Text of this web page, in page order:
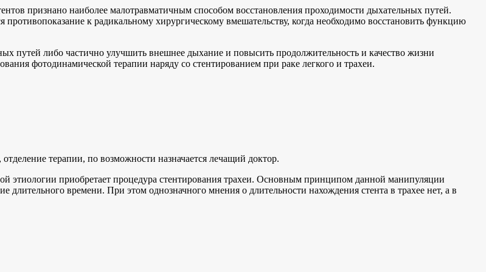
признано наиболее малотравматичным способом восстановления проходимости дыхательных путей.
к радикальному хирургическому вмешательству, когда необходимо восстановить функцию
путей либо частично улучшить внешнее дыхание и повысить продолжительность и качество жизни
фотодинамической терапии наряду со стентированием при раке легкого и трахеи.
терапии, по возможности назначается лечащий доктор.
этиологии приобретает процедура стентирования трахеи. Основным принципом данной манипуляции
длительного времени. При этом однозначного мнения о длительности нахождения стента в трахее нет, а в